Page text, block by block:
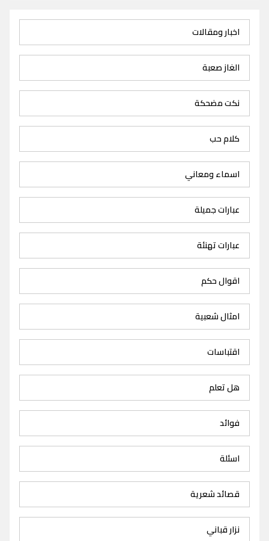
اخبار ومقالات
الغاز صعبة
نكت مضحكة
كلام حب
اسماء ومعاني
عبارات جميلة
عبارات تهنئة
اقوال حكم
امثال شعبية
اقتباسات
هل تعلم
فوائد
اسئلة
قصائد شعرية
نزار قباني